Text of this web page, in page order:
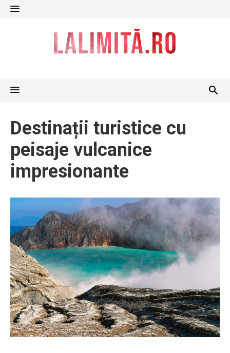
Skip
Destinații turistice cu
peisaje vulcanice
impresionante